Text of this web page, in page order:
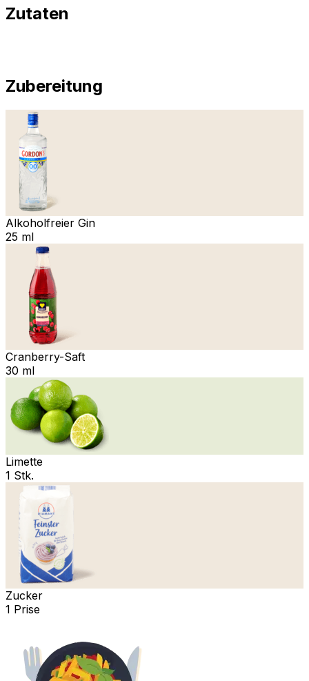
Zutaten
Zubereitung
Alkoholfreier Gin
25 ml
Cranberry-Saft
30 ml
Limette
1 Stk.
Zucker
1 Prise